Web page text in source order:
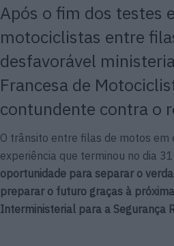
Após o fim dos testes
motociclistas entre
desfavorável
Francesa de
contundente contra o
O trânsito entre filas de motos
experiência que terminou no dia
oportunidade para separar o
preparar o futuro graças à
Interministerial para a Segurança